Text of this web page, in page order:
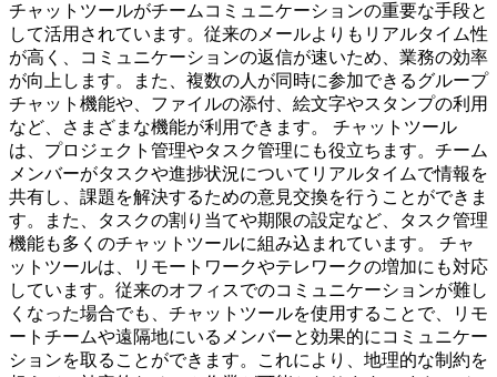
チャットツールがチームコミュニケーションの重要な手段と
して活用されています。従来のメールよりもリアルタイム性
が高く、コミュニケーションの返信が速いため、業務の効率
が向上します。また、複数の人が同時に参加できるグループ
チャット機能や、ファイルの添付、絵文字やスタンプの利用
など、さまざまな機能が利用できます。 チャットツール
は、プロジェクト管理やタスク管理にも役立ちます。チーム
メンバーがタスクや進捗状況についてリアルタイムで情報を
共有し、課題を解決するための意見交換を行うことができま
す。また、タスクの割り当てや期限の設定など、タスク管理
機能も多くのチャットツールに組み込まれています。 チャ
ットツールは、リモートワークやテレワークの増加にも対応
しています。従来のオフィスでのコミュニケーションが難し
くなった場合でも、チャットツールを使用することで、リモ
ートチームや遠隔地にいるメンバーと効果的にコミュニケー
ションを取ることができます。これにより、地理的な制約を